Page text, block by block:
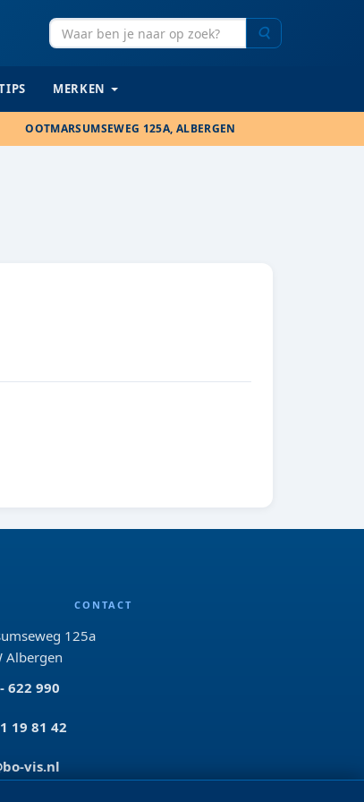
MERKEN
OOTMARSUMSEWEG 125A, ALBERGEN
CONTACT
125a
Albergen
622 990
19 81 42
vis.nl